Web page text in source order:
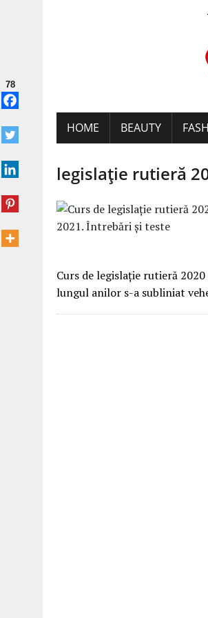
HOME BEAUTY
legislaţie rutieră
Curs de legislaţie rutieră
lungul anilor s-a subliniat
78